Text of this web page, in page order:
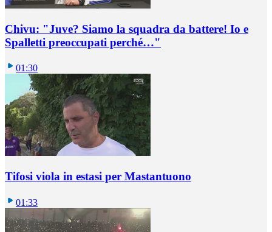
Chivu: "Juve? Siamo la squadra da battere! Io e
Spalletti preoccupati perché…"
01:30
Tifosi viola in estasi per Mastantuono
01:33